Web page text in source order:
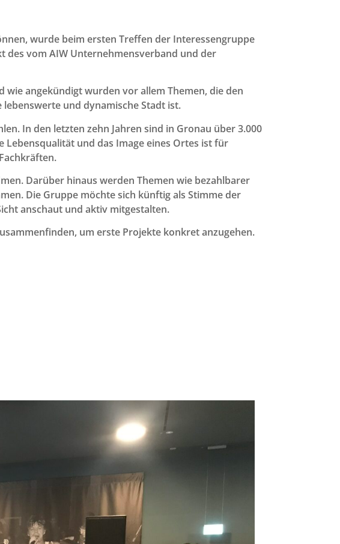
wurde beim ersten Treffen der Interessengruppe
des vom AIW Unternehmensverband und der
wie angekündigt wurden vor allem Themen, die den
und dynamische Stadt ist.
In den letzten zehn Jahren sind in Gronau über 3.000
Lebensqualität und das Image eines Ortes ist für
Darüber hinaus werden Themen wie bezahlbarer
Die Gruppe möchte sich künftig als Stimme der
anschaut und aktiv mitgestalten.
um erste Projekte konkret anzugehen.